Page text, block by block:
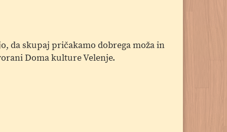
da skupaj pričakamo dobrega moža in
Doma kulture Velenje.